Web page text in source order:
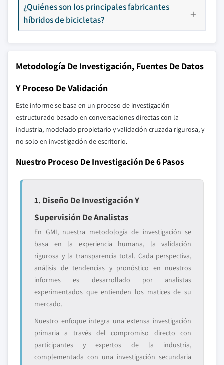
¿Quiénes son los principales fabricantes
híbridos de bicicletas?
Metodología De Investigación, Fuentes De Datos
Y Proceso De Validación
Este informe se basa en un proceso de investigación
estructurado basado en conversaciones directas con la
industria, modelado propietario y validación cruzada rigurosa, y
no solo en investigación de escritorio.
Nuestro Proceso De Investigación De 6 Pasos
1. Diseño De Investigación Y
Supervisión De Analistas
En GMI, nuestra metodología de investigación se
basa en la experiencia humana, la validación
rigurosa y la transparencia total. Cada perspectiva,
análisis de tendencias y pronóstico en nuestros
informes es desarrollado por analistas
experimentados que entienden los matices de su
mercado.
Nuestro enfoque integra una extensa investigación
primaria a través del compromiso directo con
participantes y expertos de la industria,
complementada con una investigación secundaria